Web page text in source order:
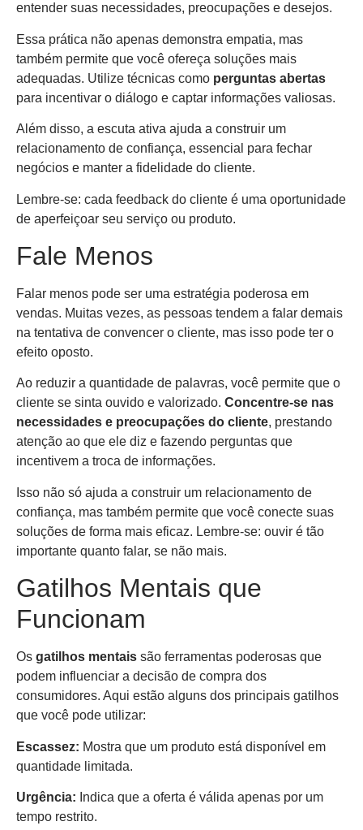
entender suas necessidades, preocupações e desejos.
Essa prática não apenas demonstra empatia, mas
também permite que você ofereça soluções mais
adequadas. Utilize técnicas como perguntas abertas
para incentivar o diálogo e captar informações valiosas.
Além disso, a escuta ativa ajuda a construir um
relacionamento de confiança, essencial para fechar
negócios e manter a fidelidade do cliente.
Lembre-se: cada feedback do cliente é uma oportunidade
de aperfeiçoar seu serviço ou produto.
Fale Menos
Falar menos pode ser uma estratégia poderosa em
vendas. Muitas vezes, as pessoas tendem a falar demais
na tentativa de convencer o cliente, mas isso pode ter o
efeito oposto.
Ao reduzir a quantidade de palavras, você permite que o
cliente se sinta ouvido e valorizado. Concentre-se nas
necessidades e preocupações do cliente, prestando
atenção ao que ele diz e fazendo perguntas que
incentivem a troca de informações.
Isso não só ajuda a construir um relacionamento de
confiança, mas também permite que você conecte suas
soluções de forma mais eficaz. Lembre-se: ouvir é tão
importante quanto falar, se não mais.
Gatilhos Mentais que
Funcionam
Os gatilhos mentais são ferramentas poderosas que
podem influenciar a decisão de compra dos
consumidores. Aqui estão alguns dos principais gatilhos
que você pode utilizar:
Escassez: Mostra que um produto está disponível em
quantidade limitada.
Urgência: Indica que a oferta é válida apenas por um
tempo restrito.